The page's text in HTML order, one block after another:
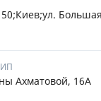
Ахматовой, 16А